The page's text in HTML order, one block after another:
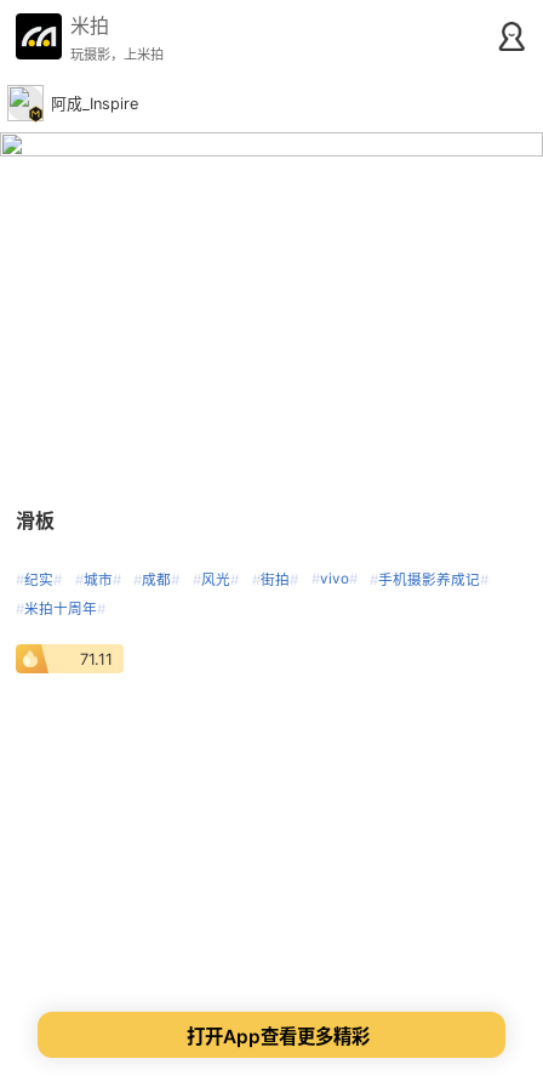
米拍
玩摄影，上米拍
阿成_Inspire
滑板
#纪实# #城市# #成都# #风光# #街拍# #vivo# #手机摄影养成记#
#米拍十周年#
71.11
打开App查看更多精彩